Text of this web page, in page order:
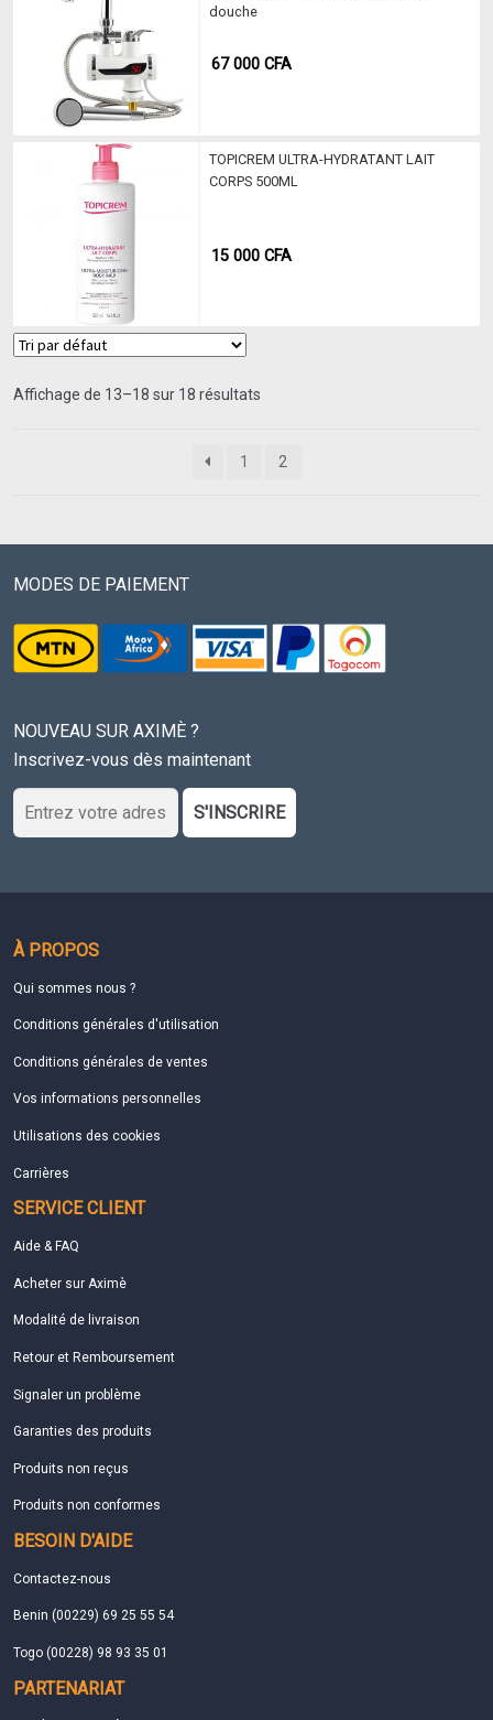
douche
67 000 CFA
TOPICREM ULTRA-HYDRATANT LAIT
CORPS 500ML
15 000 CFA
Affichage de 13–18 sur 18 résultats
1 2
MODES DE PAIEMENT
NOUVEAU SUR AXIMÈ ?
Inscrivez-vous dès maintenant
S'INSCRIRE
À PROPOS
Qui sommes nous ?
Conditions générales d'utilisation
Conditions générales de ventes
Vos informations personnelles
Utilisations des cookies
Carrières
SERVICE CLIENT
Aide & FAQ
Acheter sur Aximè
Modalité de livraison
Retour et Remboursement
Signaler un problème
Garanties des produits
Produits non reçus
Produits non conformes
BESOIN D'AIDE
Contactez-nous
Benin (00229) 69 25 55 54
Togo (00228) 98 93 35 01
PARTENARIAT